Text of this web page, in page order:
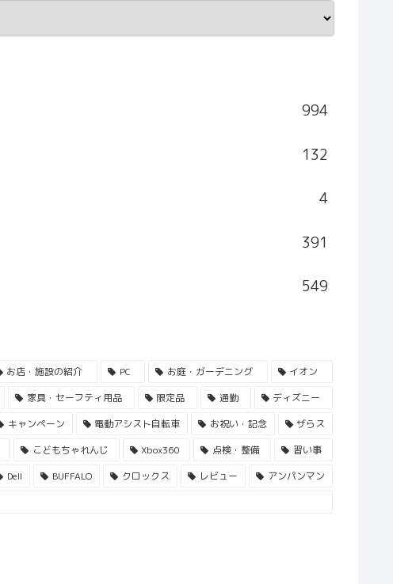
994
132
4
391
549
お店・施設の紹介 PC お庭・ガーデニング
イオン
家具・セーフティ用品 限定品 通勤
ディズニー
キャンペーン 電動アシスト自転車 お祝い・記念
ザらス
こどもちゃれんじ Xbox360 点検・整備
習い事
Dell BUFFALO クロックス レビュー
アンパンマン